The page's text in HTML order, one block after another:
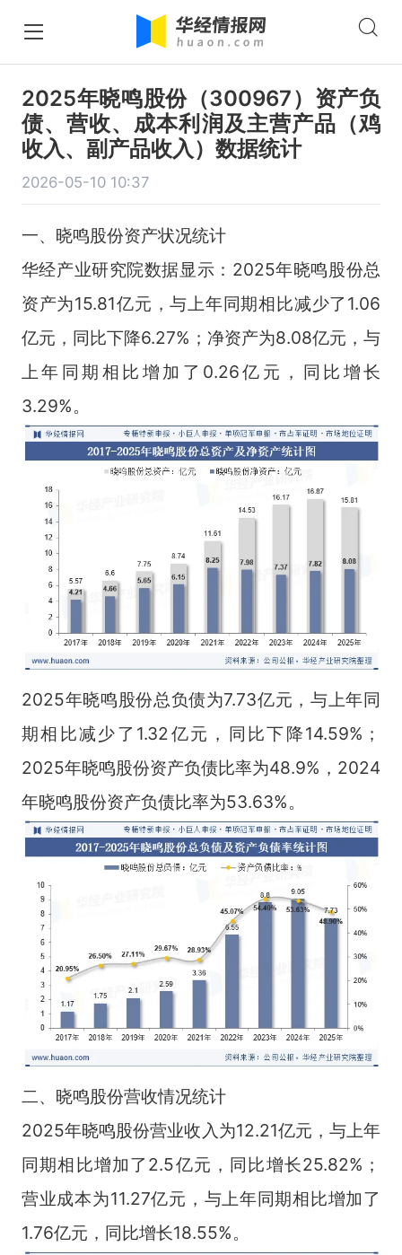
2025年晓鸣股份（300967）资产负
债、营收、成本利润及主营产品（鸡
收入、副产品收入）数据统计
2026-05-10 10:37
一、晓鸣股份资产状况统计
华经产业研究院数据显示：2025年晓鸣股份总
资产为15.81亿元，与上年同期相比减少了1.06
亿元，同比下降6.27%；净资产为8.08亿元，与
上年同期相比增加了0.26亿元，同比增长
3.29%。
2025年晓鸣股份总负债为7.73亿元，与上年同
期相比减少了1.32亿元，同比下降14.59%；
2025年晓鸣股份资产负债比率为48.9%，2024
年晓鸣股份资产负债比率为53.63%。
二、晓鸣股份营收情况统计
2025年晓鸣股份营业收入为12.21亿元，与上年
同期相比增加了2.5亿元，同比增长25.82%；
营业成本为11.27亿元，与上年同期相比增加了
1.76亿元，同比增长18.55%。